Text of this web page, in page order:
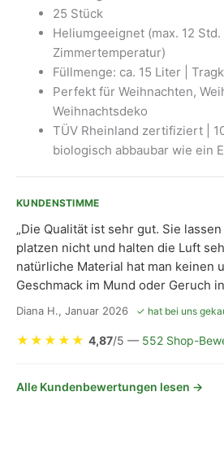
25 Stück
Heliumgeeignet (max. 12
Zimmertemperatur)
Füllmenge: ca. 15 Liter |
Perfekt für Weihnachten,
Weihnachtsdeko
TÜV Rheinland zertifiziert |
biologisch abbaubar wie ein
KUNDENSTIMME
„Die Qualität ist sehr gut. Sie
platzen nicht und halten die Luft
natürliche Material hat man keinen
Geschmack im Mund oder Geruch
Diana H., Januar 2026 ✓ hat bei uns
★ ★ ★ ★ ★ 4,87/5 — 552 Shop-
Alle Kundenbewertungen lesen →